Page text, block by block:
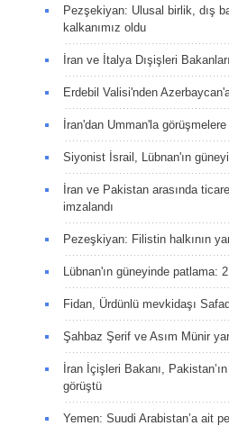
Pezşekiyan: Ulusal birlik, dış
kalkanımız oldu
İran ve İtalya Dışişleri
Erdebil Valisi'nden
İran'dan Umman'la
Siyonist İsrail, Lübnan'ın
İran ve Pakistan arasında
imzalandı
Pezeşkiyan: Filistin halkının
Lübnan'ın güneyinde patlama:
Fidan, Ürdünlü mevkidaşı
Şahbaz Şerif ve Asım Münir
İran İçişleri Bakanı,
görüştü
Yemen: Suudi Arabistan’a ait